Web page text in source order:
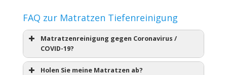
FAQ zur Matratzen Tiefenreinigung
Matratzenreinigung gegen Coronavirus /
COVID-19?
Holen Sie meine Matratzen ab?